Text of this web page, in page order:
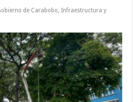
de Carabobo Infraestructura y